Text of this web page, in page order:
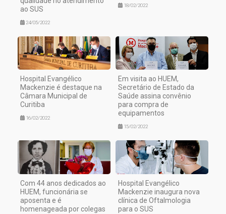
ao SUS
24/05/2022
18/02/2022
Hospital Evangélico
Mackenzie é destaque na
Câmara Municipal de
Curitiba
16/02/2022
Em visita ao HUEM,
Secretário de Estado da
Saúde assina convênio
para compra de
equipamentos
15/02/2022
Com 44 anos dedicados ao
HUEM, funcionária se
aposenta e é
homenageada por colegas
Hospital Evangélico
Mackenzie inaugura nova
clínica de Oftalmologia
para o SUS